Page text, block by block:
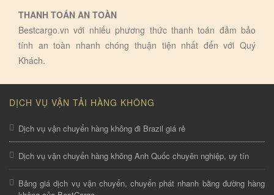
THANH TOÁN AN TOÀN
Bestcargo.vn với nhiếu phương thức thanh toán đảm bảo
tính an toàn nhanh chóng thuận tiện nhất đến với Quý
Khách.
DỊCH VỤ VẬN TẢI HÀNG KHÔNG
Dịch vụ vận chuyển hàng không đi Brazil giá rẻ
Dịch vụ vận chuyển hàng không Anh Quốc chuyên nghiệp, uy tín
Bảng giá dịch vụ vận chuyển, chuyển phát nhanh bằng đường hàng